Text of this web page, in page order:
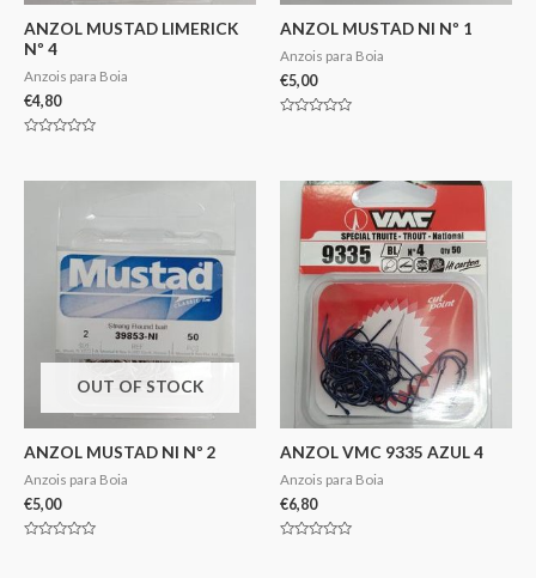
ANZOL MUSTAD LIMERICK
Nº 4
Anzois para Boia
€4,80
5
ANZOL MUSTAD NI Nº 1
Anzois para Boia
€5,00
OUT OF STOCK
ANZOL MUSTAD NI Nº 2
Anzois para Boia
€5,00
ANZOL VMC 9335 AZUL 4
Anzois para Boia
€6,80